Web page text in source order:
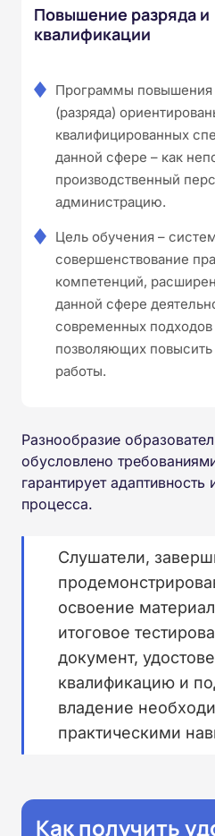
Повышение разряда и
квалификации
Программы повышения
(разряда)
квалифицированных
данной сфере – как
производственный
администрацию.
Цель обучения –
совершенствование
компетенций,
данной сфере
современных подходов
позволяющих повысить
работы.
Разнообразие
обусловлено
гарантирует адаптивность
процесса.
Слушатели,
освоение
итоговое
документ,
квалификацию и
владение
практическими
Как получить